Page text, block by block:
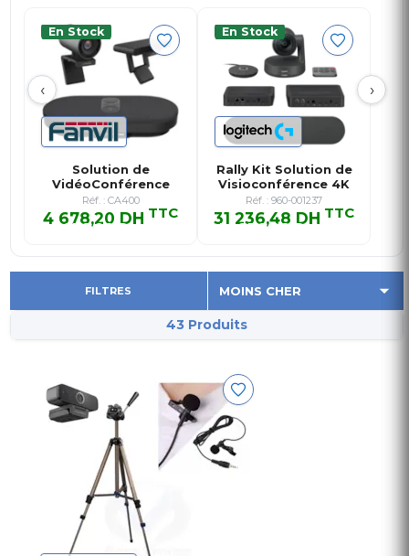
‹ ›
En Stock
Solution de
VidéoConférence
Tout-En-Un Parta…
Réf. : CA400
4 678,20 DH TTC
4 678,20 DH TTC
En Stock
Rally Kit Solution de
Visioconférence 4K
ave…
Réf. : 960-001237
31 236,48 DH TTC
31 236,48 DH TTC
FILTRES
43 Produits